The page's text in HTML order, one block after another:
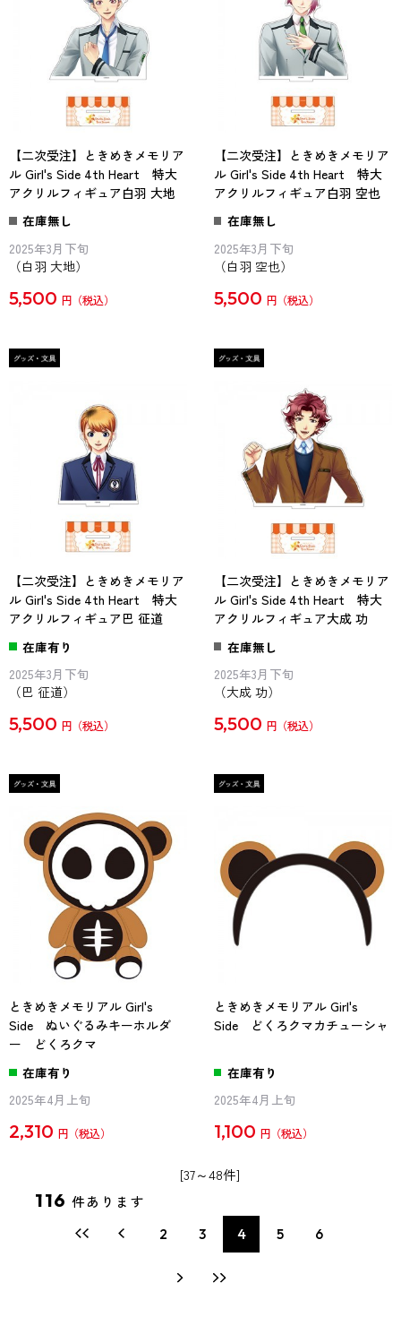
【二次受注】ときめきメモリア
ル Girl's Side 4th Heart 特大
アクリルフィギュア白羽 大地
在庫無し
2025年3月下旬
（白羽 大地）
5,500 円
【二次受注】ときめきメモリア
ル Girl's Side 4th Heart 特大
アクリルフィギュア白羽 空也
在庫無し
2025年3月下旬
（白羽 空也）
5,500 円
【二次受注】ときめきメモリア
ル Girl's Side 4th Heart 特大
アクリルフィギュア巴 征道
在庫有り
2025年3月下旬
（巴 征道）
5,500 円
【二次受注】ときめきメモリア
ル Girl's Side 4th Heart 特大
アクリルフィギュア大成 功
在庫無し
2025年3月下旬
（大成 功）
5,500 円
ときめきメモリアル Girl's
Side ぬいぐるみキーホルダ
ー どくろクマ
在庫有り
2025年4月上旬
2,310 円
ときめきメモリアル Girl's
Side どくろクマカチューシャ
在庫有り
2025年4月上旬
1,100 円
[37～48件]
116 件あります
2 3 4 5 6